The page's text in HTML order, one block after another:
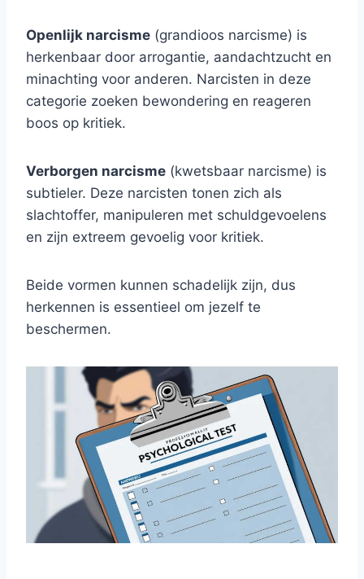
Openlijk narcisme (grandioos narcisme) is
herkenbaar door arrogantie, aandachtzucht en
minachting voor anderen. Narcisten in deze
categorie zoeken bewondering en reageren
boos op kritiek.
Verborgen narcisme (kwetsbaar narcisme) is
subtieler. Deze narcisten tonen zich als
slachtoffer, manipuleren met schuldgevoelens
en zijn extreem gevoelig voor kritiek.
Beide vormen kunnen schadelijk zijn, dus
herkennen is essentieel om jezelf te
beschermen.